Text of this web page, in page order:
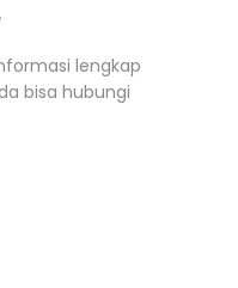
lengkap
bisa hubungi